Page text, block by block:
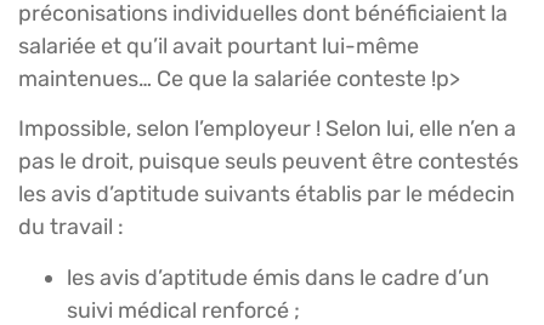
préconisations individuelles dont bénéficiaient la
salariée et qu’il avait pourtant lui-même
maintenues… Ce que la salariée conteste !p>
Impossible, selon l’employeur ! Selon lui, elle n’en a
pas le droit, puisque seuls peuvent être contestés
les avis d’aptitude suivants établis par le médecin
du travail :
les avis d’aptitude émis dans le cadre d’un
suivi médical renforcé ;